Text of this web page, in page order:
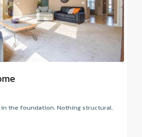
in the foundation. Nothing structural.